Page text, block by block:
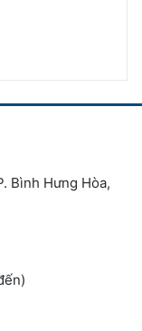
Bình Hưng Hòa,